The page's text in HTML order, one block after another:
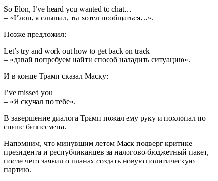
So Elon, I’ve heard you wanted to chat…
– «Илон, я слышал, ты хотел пообщаться…».
Позже предложил:
Let’s try and work out how to get back on track
– «давай попробуем найти способ наладить ситуацию».
И в конце Трамп сказал Маску:
I’ve missed you
– «Я скучал по тебе».
В завершение диалога Трамп пожал ему руку и похлопал по
спине бизнесмена.
Напомним, что минувшим летом Маск подверг критике
президента и республиканцев за налогово-бюджетный пакет,
после чего заявил о планах создать новую политическую
партию.